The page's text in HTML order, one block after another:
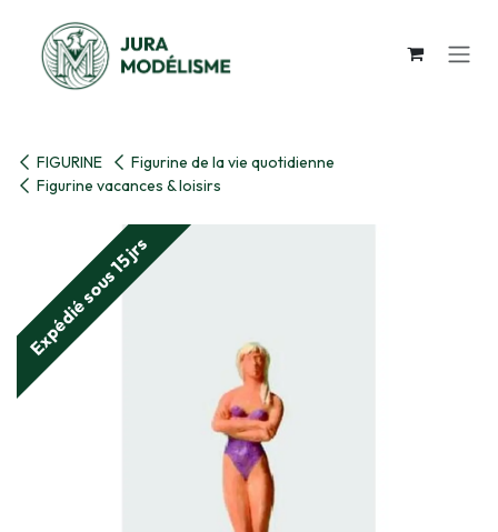
FIGURINE
Figurine de la vie quotidienne
Figurine vacances & loisirs
Expédié sous 15 jrs